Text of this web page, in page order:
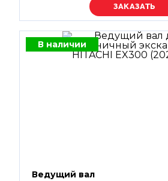
Уточняйте цену
В наличии
Ведущий вал